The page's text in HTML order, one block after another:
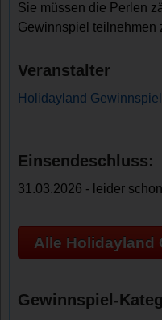
Sie müssen die Perlen
Gewinnspiel teilnehmen
Veranstalter
Holidayland Gewinnspiel
Einsendeschluss:
31.03.2026 - leider
Alle Holidayland
Gewinnspiel-